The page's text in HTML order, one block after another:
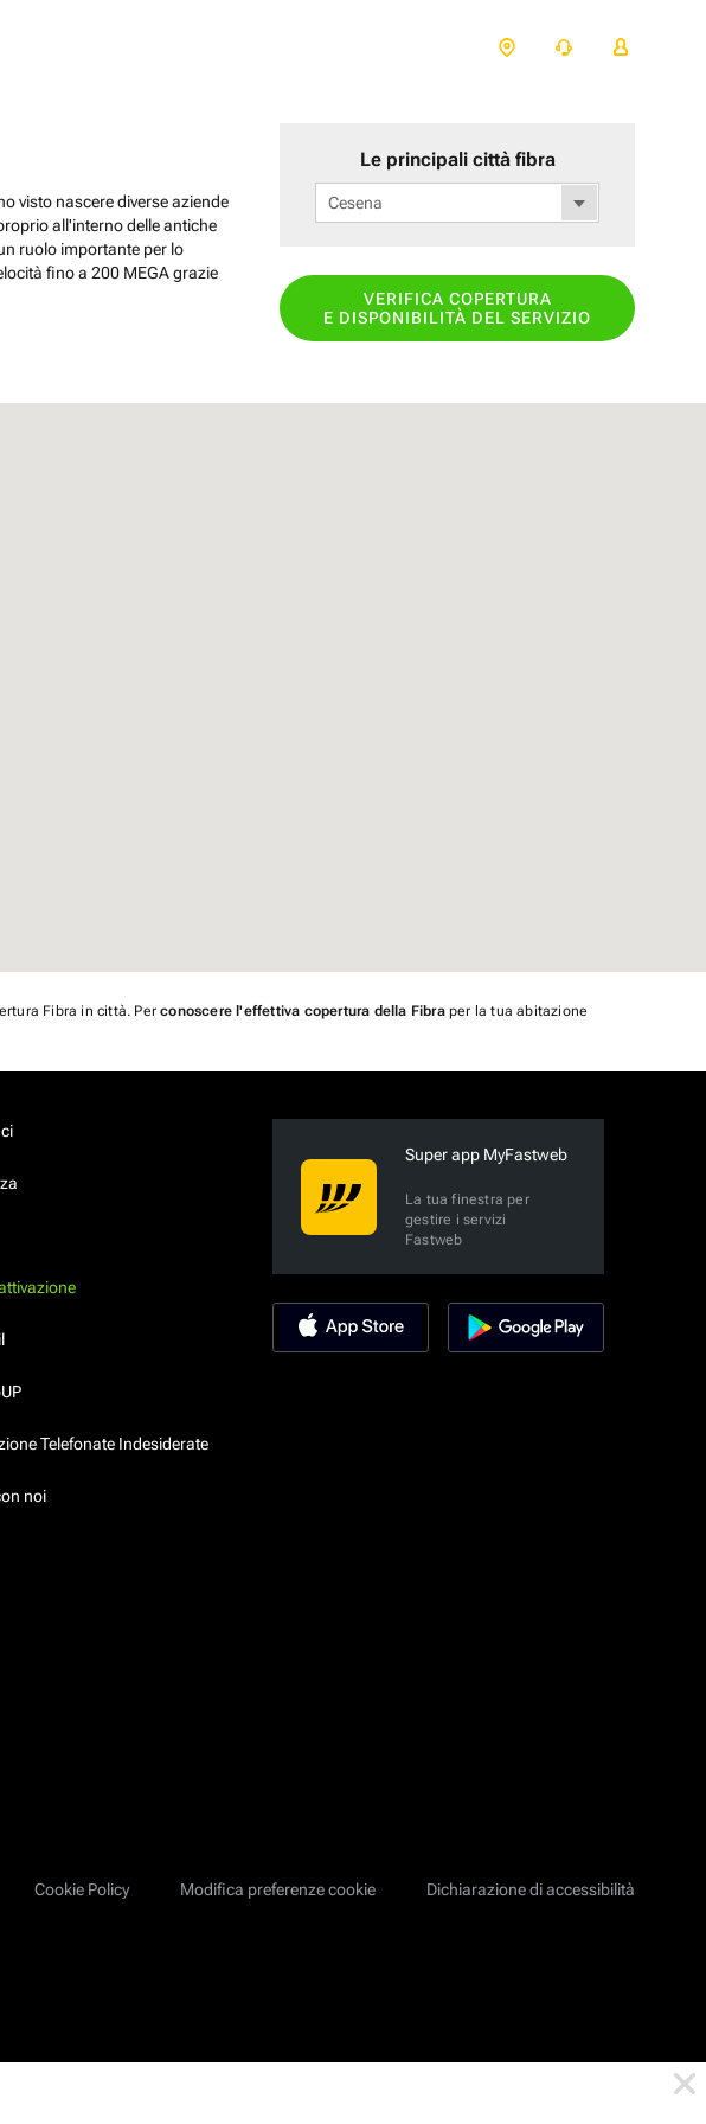
visto nascere diverse aziende
all'interno delle antiche
ruolo importante per lo
fino a 200 MEGA grazie
Le principali città fibra
Cesena
VERIFICA COPERTURA
E DISPONIBILITÀ DEL SERVIZIO
Fibra in città. Perconoscere l'effettiva copertura della Fibraper la tua abitazione
Telefonate Indesiderate
noi
Super app MyFastweb
La tua finestra per
gestire i servizi
Fastweb
Cookie Policy Modifica preferenze cookie Dichiarazione di accessibilità